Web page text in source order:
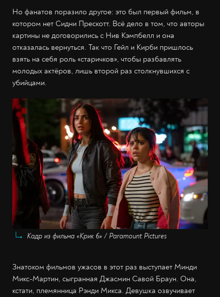
Но фанатов поразило другое: это был первый фильм, в
котором нет Сидни Прескотт. Всё дело в том, что авторы
картины не договорились с Нив Кэмпбелл и она
отказалась вернуться. Так что Гейл и Кирби пришлось
взять на себя роль «старичков», чтобы разбавлять
молодых актёров, лишь второй раз столкнувшихся с
убийцами.
Кадр из фильма «Крик 6» / Paramount Pictures
Знатоком фильмов ужасов в этот раз выступает Минди
Микс-Мартин, сыгранная Джасмин Савой Браун. Она,
кстати, племянница Рэнди Микса. Девушка озвучивает